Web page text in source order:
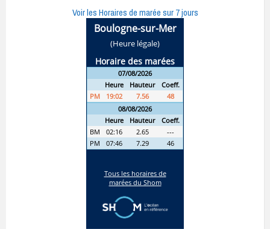
Voir les Horaires de marée sur 7 jours